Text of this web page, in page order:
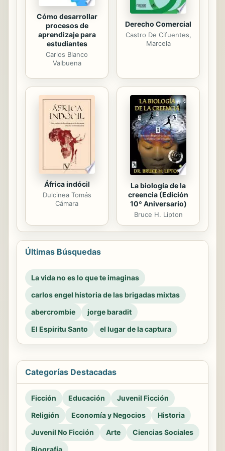
Cómo desarrollar
procesos de
aprendizaje para
estudiantes
Carlos Blanco
Valbuena
Derecho Comercial
Castro De Cifuentes,
Marcela
África indócil
Dulcinea Tomás
Cámara
La biología de la
creencia (Edición
10º Aniversario)
Bruce H. Lipton
Últimas Búsquedas
La vida no es lo que te imaginas
carlos engel historia de las brigadas mixtas
abercrombie
jorge baradit
El Espiritu Santo
el lugar de la captura
Categorías Destacadas
Ficción Educación
Juvenil Ficción
Religión
Economía y Negocios
Historia
Juvenil No Ficción
Arte
Ciencias Sociales
Biografía